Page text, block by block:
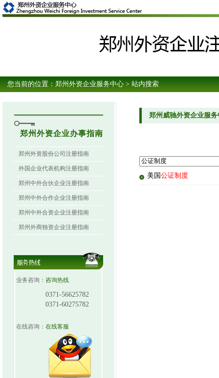
您当前的位置： 郑州外资企业服务中心 > 站内搜索
郑州外资企业办事指南
郑州外资股份公司注册指南
外国企业代表机构注册指南
郑州中外合伙企业注册指南
郑州中外合作企业注册指南
郑州中外合资企业注册指南
郑州外商独资企业注册指南
业务咨询： 咨询热线
0371-56625782
0371-60275782
在线咨询： 在线客服
郑州威驰外资企业服
美国 公证制度